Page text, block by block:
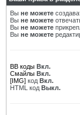
Вы не можете
Вы не можете
Вы не можете
Вы не можете
BB коды Вкл.
Смайлы Вкл.
[IMG] код Вкл.
HTML код Выкл.